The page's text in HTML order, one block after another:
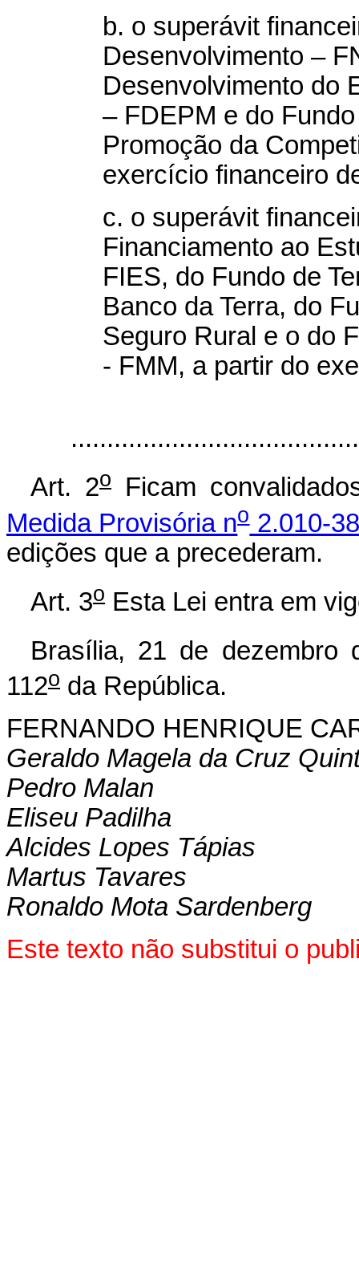
b. o superávit
Desenvolvimento –
Desenvolvimento do
– FDEPM e do
Promoção da
exercício financeiro
c. o superávit
Financiamento ao
FIES, do Fundo de
Banco da Terra, do
Seguro Rural e o do
- FMM, a partir do
Art. 2o
Ficam
Medida Provisória no2.010-
edições que a precederam.
Art. 3o Esta Lei entra em
Brasília, 21 de dezembro
112o da República.
FERNANDO HENRIQUE
Geraldo Magela da Cruz
Pedro Malan
Eliseu Padilha
Alcides Lopes Tápias
Martus Tavares
Ronaldo Mota Sardenberg
Este texto não substitui o